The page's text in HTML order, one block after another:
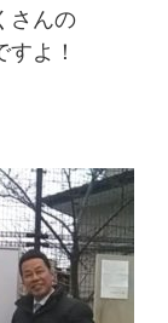
さんの
よ！